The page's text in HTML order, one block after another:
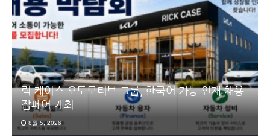
릭 케이스 오토모티브 그룹, 한국어 가능 인재 채용
잡페어 개최
8월 5, 2026